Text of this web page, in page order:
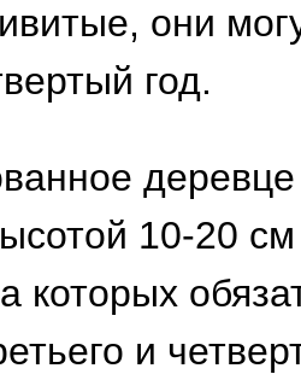
они
год.
10-20
которых
и